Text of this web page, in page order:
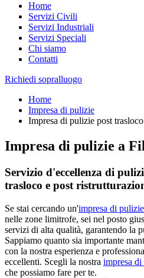
Home
Servizi Civili
Servizi Industriali
Servizi Speciali
Chi siamo
Contatti
Richiedi sopralluogo
Home
Impresa di pulizie
Impresa di pulizie post
Impresa di pulizie a
Servizio d'eccellenza di
trasloco e post
Se stai cercando un'impresa di pulizie
nelle zone limitrofe, sei nel posto
servizi di alta qualità, garantendo la
Sappiamo quanto sia importante
con la nostra esperienza e
eccellenti. Scegli la nostra impresa
che possiamo fare per te.